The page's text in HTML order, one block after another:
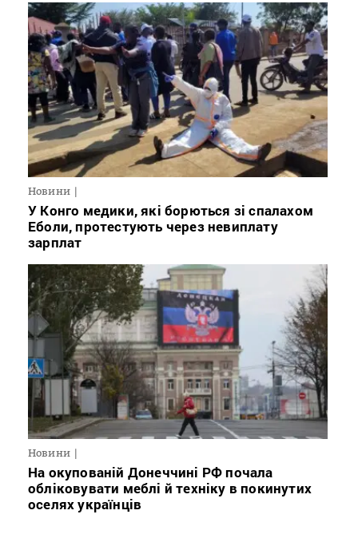
Новини
У Конго медики, які борються зі спалахом
Еболи, протестують через невиплату
зарплат
Новини
На окупованій Донеччині РФ почала
обліковувати меблі й техніку в покинутих
оселях українців